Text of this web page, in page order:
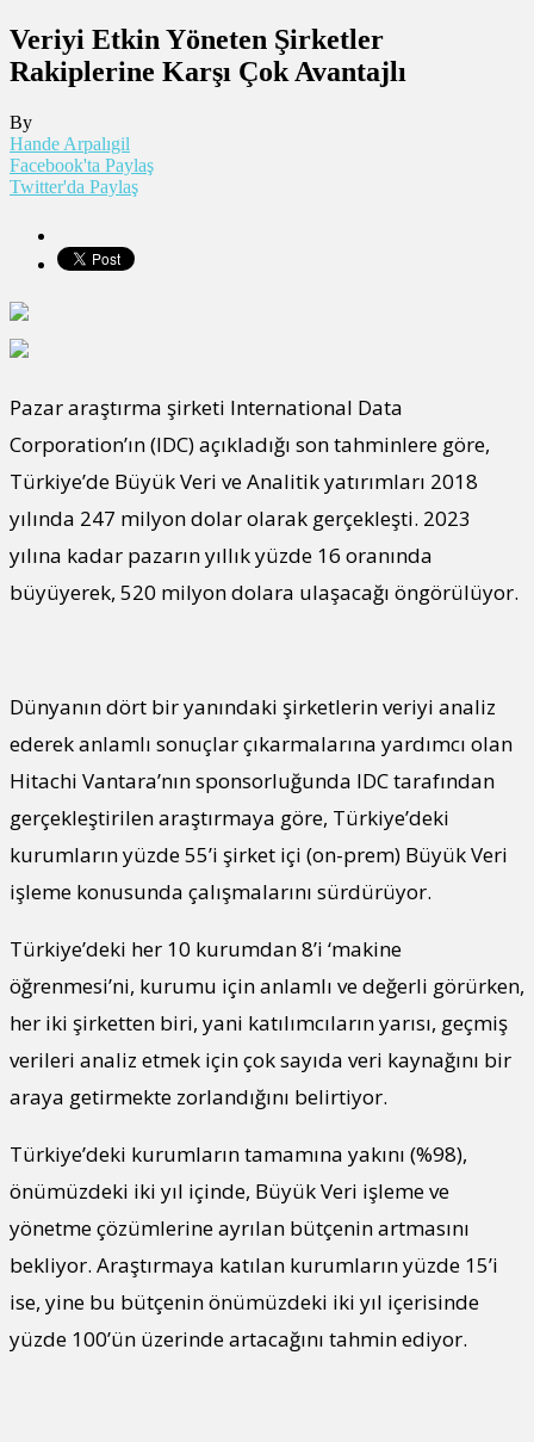
Veriyi Etkin Yöneten Şirketler
Rakiplerine Karşı Çok Avantajlı
By
Hande Arpalıgil
Facebook'ta Paylaş
Twitter'da Paylaş
Pazar araştırma şirketi International Data
Corporation’ın (IDC) açıkladığı son tahminlere göre,
Türkiye’de Büyük Veri ve Analitik yatırımları 2018
yılında 247 milyon dolar olarak gerçekleşti. 2023
yılına kadar pazarın yıllık yüzde 16 oranında
büyüyerek, 520 milyon dolara ulaşacağı öngörülüyor.
Dünyanın dört bir yanındaki şirketlerin veriyi analiz
ederek anlamlı sonuçlar çıkarmalarına yardımcı olan
Hitachi Vantara’nın sponsorluğunda IDC tarafından
gerçekleştirilen araştırmaya göre, Türkiye’deki
kurumların yüzde 55’i şirket içi (on-prem) Büyük Veri
işleme konusunda çalışmalarını sürdürüyor.
Türkiye’deki her 10 kurumdan 8’i ‘makine
öğrenmesi’ni, kurumu için anlamlı ve değerli görürken,
her iki şirketten biri, yani katılımcıların yarısı, geçmiş
verileri analiz etmek için çok sayıda veri kaynağını bir
araya getirmekte zorlandığını belirtiyor.
Türkiye’deki kurumların tamamına yakını (%98),
önümüzdeki iki yıl içinde, Büyük Veri işleme ve
yönetme çözümlerine ayrılan bütçenin artmasını
bekliyor. Araştırmaya katılan kurumların yüzde 15’i
ise, yine bu bütçenin önümüzdeki iki yıl içerisinde
yüzde 100’ün üzerinde artacağını tahmin ediyor.